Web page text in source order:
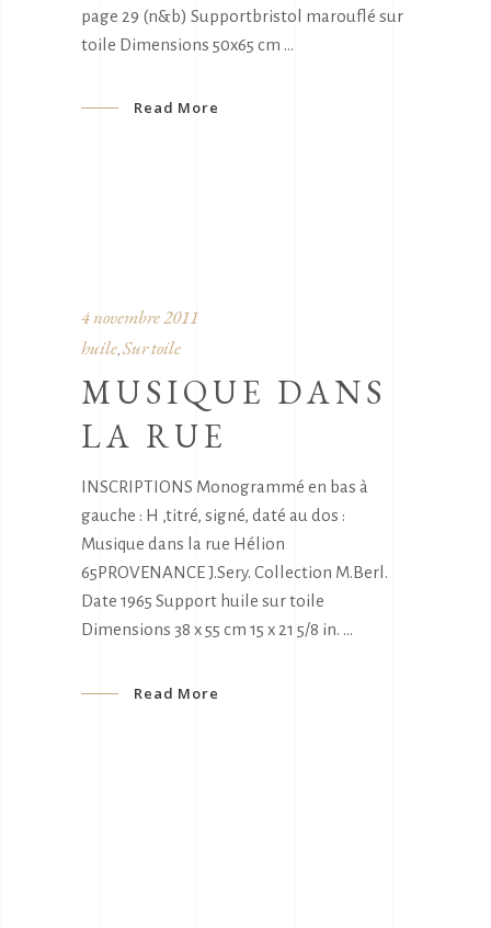
page 29 (n&b) Supportbristol marouflé sur
toile Dimensions 50x65 cm
Read More
4 novembre 2011
huile, Sur toile
MUSIQUE DANS
LA RUE
INSCRIPTIONS Monogrammé en bas à
gauche : H ,titré, signé, daté au dos :
Musique dans la rue Hélion
65PROVENANCE J.Sery. Collection M.Berl.
Date 1965 Support huile sur toile
Dimensions 38 x 55 cm 15 x 21 5/8 in.
Read More